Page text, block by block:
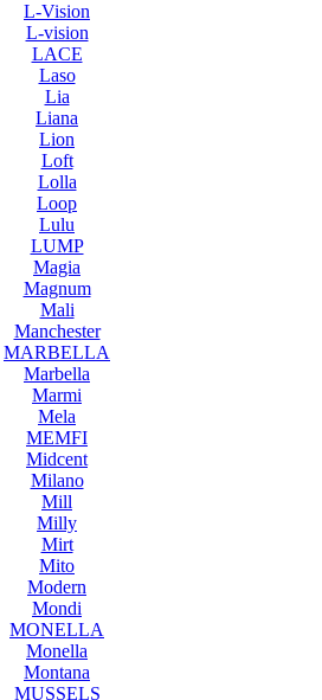
L-Vision
L-vision
LACE
Laso
Lia
Liana
Lion
Loft
Lolla
Loop
Lulu
LUMP
Magia
Magnum
Mali
Manchester
MARBELLA
Marbella
Marmi
Mela
MEMFI
Midcent
Milano
Mill
Milly
Mirt
Mito
Modern
Mondi
MONELLA
Monella
Montana
MUSSELS